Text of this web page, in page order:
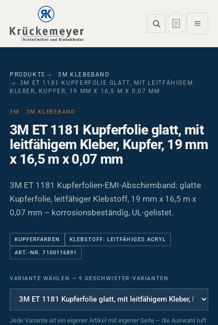
Skip to main navigation
Skip to main content
Skip to page footer
PRODUKTE
3M KLEBEBAND
3M ET 1181 KUPFERFOLIE GLATT, MIT LEITFÄHIGEM
KLEBER, KUPFER, 19 MM X 16,5 M X 0,07 MM
3M · 3M KLEBEBAND
3M ET 1181 Kupferfolie glatt, mit
leitfähigem Kleber, Kupfer, 19 mm
x 16,5 m x 0,07 mm
3M ET 1181 Kupferfolien-EMI-Abschirmband: glatte
Kupferfolie, leitfähiger Klebstoff, 19 mm x 16,5 m x
0,07 mm – korrosionsbeständig, UL-gelistet.
KUPFERFARBEN KLEBSTOFF: LEITFÄHIGES ACRYL
ART.-NR. 7100116891
VARIANTE WÄHLEN — 9 GESCHWISTER-VARIANTEN
Jede Variante ist ein eigener Artikel mit eigener Seite – die Auswahl ruft